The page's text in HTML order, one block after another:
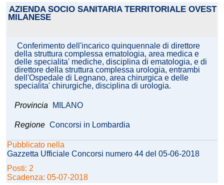
AZIENDA SOCIO SANITARIA TERRITORIALE OVEST
MILANESE
Conferimento dell'incarico quinquennale di direttore
della struttura complessa ematologia, area medica e
delle specialita' mediche, disciplina di ematologia, e di
direttore della struttura complessa urologia, entrambi
dell'Ospedale di Legnano, area chirurgica e delle
specialita' chirurgiche, disciplina di urologia.
Provincia MILANO
Regione Concorsi in Lombardia
Pubblicato nella
Gazzetta Ufficiale Concorsi numero 44 del 05-06-2018
Posti: 2
Scadenza: 05-07-2018